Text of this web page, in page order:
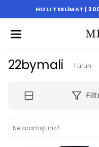
HIZLI TESLIMAT |
22bymali 1 ürün